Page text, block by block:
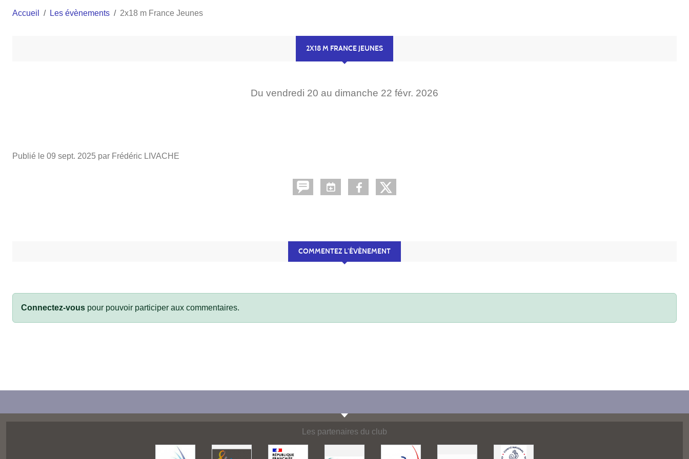
Accueil Les évènements 2x18 m France Jeunes
2X18 M FRANCE JEUNES
Du vendredi 20 au dimanche 22 févr. 2026
Publié le 09 sept. 2025 par Frédéric LIVACHE
COMMENTEZ L’ÉVÈNEMENT
Connectez-vous pour pouvoir participer aux commentaires.
Les partenaires du club